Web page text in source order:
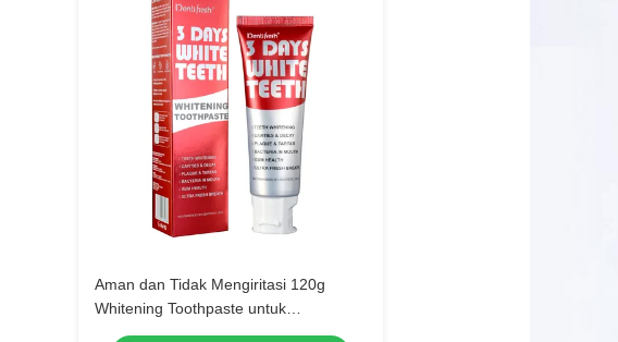
Aman dan Tidak Mengiritasi 120g
Whitening Toothpaste untuk
Perlindungan Gigi yang Lama